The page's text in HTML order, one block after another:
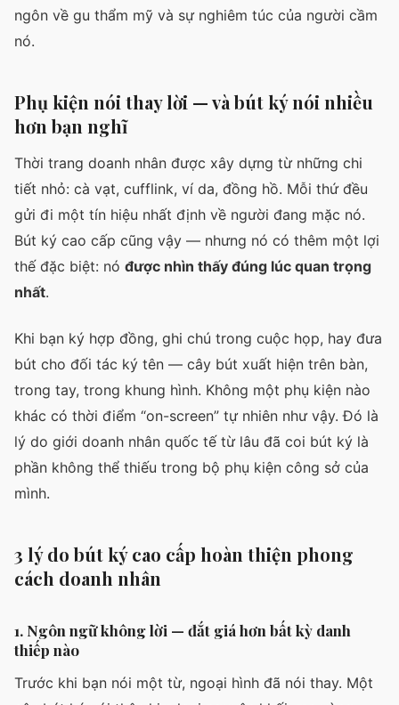
ngôn về gu thẩm mỹ và sự nghiêm túc của người cầm
nó.
Phụ kiện nói thay lời — và bút ký nói nhiều
hơn bạn nghĩ
Thời trang doanh nhân được xây dựng từ những chi
tiết nhỏ: cà vạt, cufflink, ví da, đồng hồ. Mỗi thứ đều
gửi đi một tín hiệu nhất định về người đang mặc nó.
Bút ký cao cấp cũng vậy — nhưng nó có thêm một lợi
thế đặc biệt: nó được nhìn thấy đúng lúc quan trọng
nhất.
Khi bạn ký hợp đồng, ghi chú trong cuộc họp, hay đưa
bút cho đối tác ký tên — cây bút xuất hiện trên bàn,
trong tay, trong khung hình. Không một phụ kiện nào
khác có thời điểm “on-screen” tự nhiên như vậy. Đó là
lý do giới doanh nhân quốc tế từ lâu đã coi bút ký là
phần không thể thiếu trong bộ phụ kiện công sở của
mình.
3 lý do bút ký cao cấp hoàn thiện phong
cách doanh nhân
1. Ngôn ngữ không lời — đắt giá hơn bất kỳ danh
thiếp nào
Trước khi bạn nói một từ, ngoại hình đã nói thay. Một